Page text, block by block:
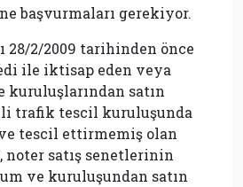
başvurmaları gerekiyor.
28/2/2009 tarihinden önce
ile iktisap eden veya
kuruluşlarından satın
trafik tescil kuruluşunda
tescil ettirmemiş olan
satış senetlerinin
ve kuruluşundan satın